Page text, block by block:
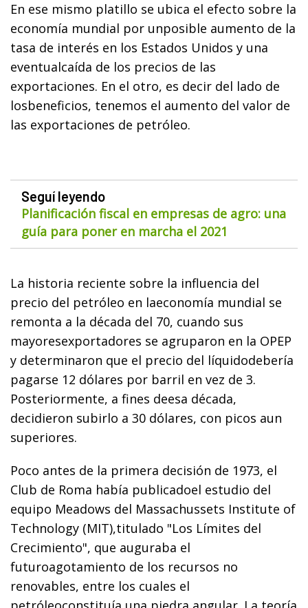
En ese mismo platillo se ubica el efecto sobre la
economía mundial por unposible aumento de la
tasa de interés en los Estados Unidos y una
eventualcaída de los precios de las
exportaciones. En el otro, es decir del lado de
losbeneficios, tenemos el aumento del valor de
las exportaciones de petróleo.
Seguí leyendo
Planificación fiscal en empresas de agro: una
guía para poner en marcha el 2021
La historia reciente sobre la influencia del
precio del petróleo en laeconomía mundial se
remonta a la década del 70, cuando sus
mayoresexportadores se agruparon en la OPEP
y determinaron que el precio del líquidodebería
pagarse 12 dólares por barril en vez de 3.
Posteriormente, a fines deesa década,
decidieron subirlo a 30 dólares, con picos aun
superiores.
Poco antes de la primera decisión de 1973, el
Club de Roma había publicadoel estudio del
equipo Meadows del Massachussets Institute of
Technology (MIT),titulado "Los Límites del
Crecimiento", que auguraba el
futuroagotamiento de los recursos no
renovables, entre los cuales el